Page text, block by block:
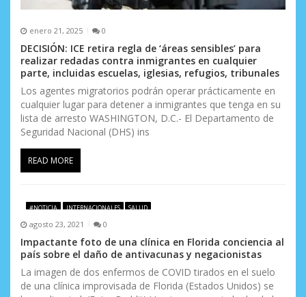
s
enero 21, 2025 0
DECISIÓN: ICE retira regla de ‘áreas sensibles’ para
realizar redadas contra inmigrantes en cualquier
parte, incluidas escuelas, iglesias, refugios, tribunales
Los agentes migratorios podrán operar prácticamente en
cualquier lugar para detener a inmigrantes que tenga en su
lista de arresto WASHINGTON, D.C.- El Departamento de
Seguridad Nacional (DHS) ins
READ MORE
#NOTICIA INTERNACIONALES SALUD
agosto 23, 2021 0
Impactante foto de una clínica en Florida conciencia al
país sobre el daño de antivacunas y negacionistas
La imagen de dos enfermos de COVID tirados en el suelo
de una clínica improvisada de Florida (Estados Unidos) se